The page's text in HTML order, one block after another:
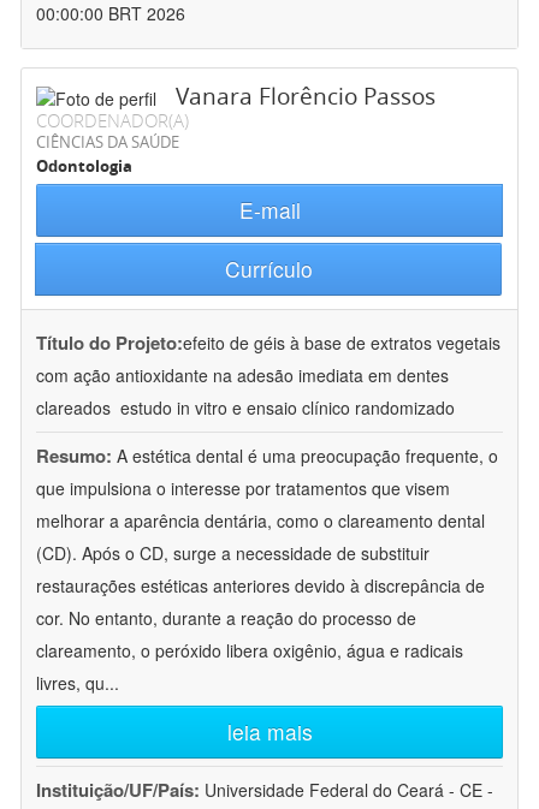
00:00:00 BRT 2026
Vanara Florêncio Passos
COORDENADOR(A)
CIÊNCIAS DA SAÚDE
Odontologia
E-mail
Currículo
Título do Projeto:efeito de géis à base de extratos vegetais
com ação antioxidante na adesão imediata em dentes
clareados  estudo in vitro e ensaio clínico randomizado
Resumo: A estética dental é uma preocupação frequente, o
que impulsiona o interesse por tratamentos que visem
melhorar a aparência dentária, como o clareamento dental
(CD). Após o CD, surge a necessidade de substituir
restaurações estéticas anteriores devido à discrepância de
cor. No entanto, durante a reação do processo de
clareamento, o peróxido libera oxigênio, água e radicais
livres, qu...
leia mais
Instituição/UF/País: Universidade Federal do Ceará - CE -